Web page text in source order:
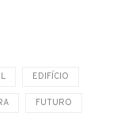
EDIFÍCIO
FUTURO